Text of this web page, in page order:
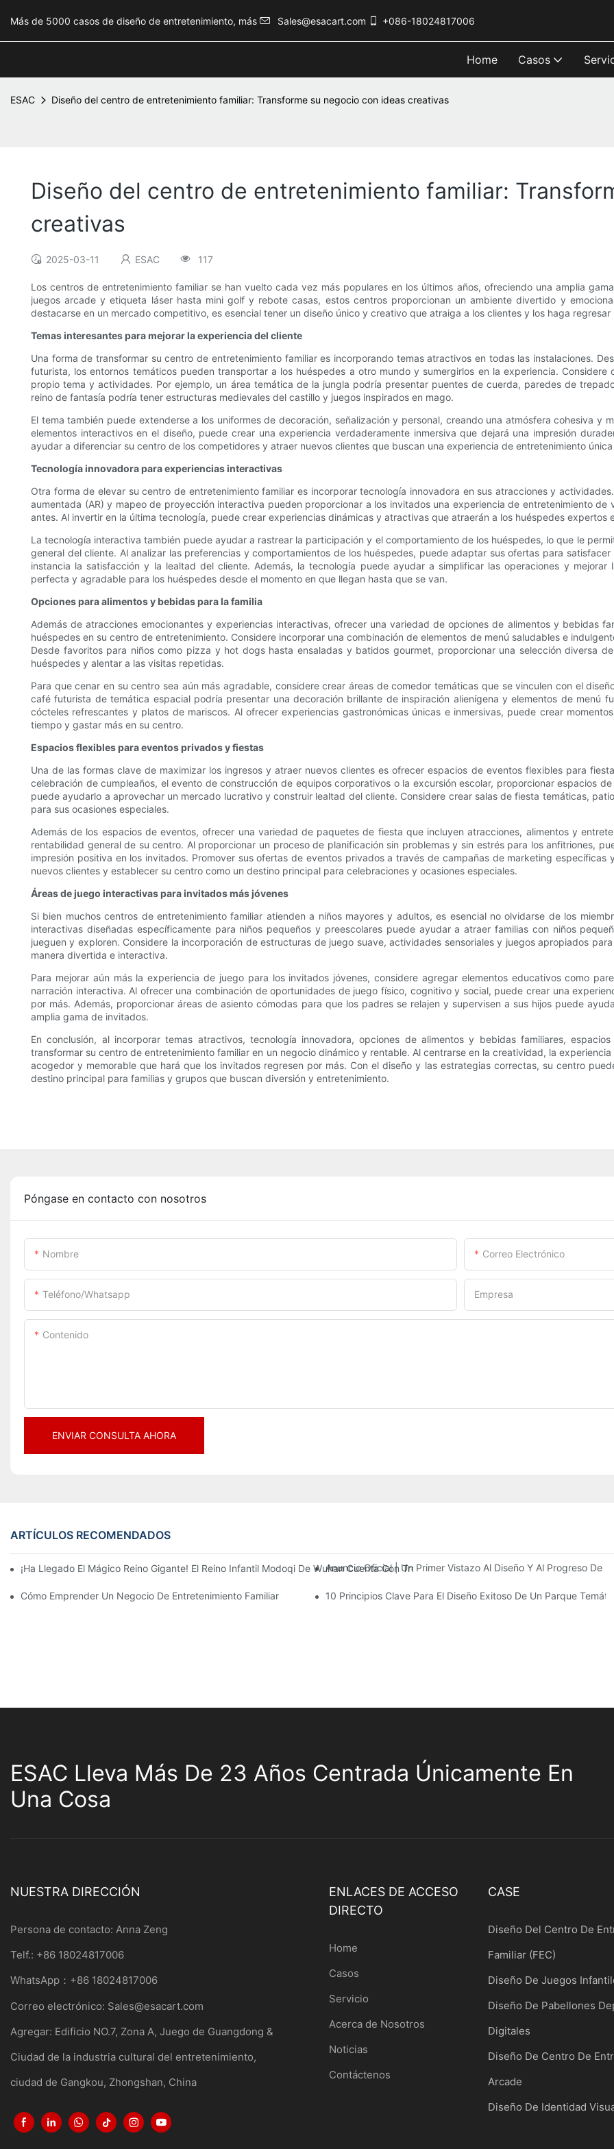
Más de 5000 casos de diseño de entretenimiento, más Sales@esacart.com +086-18024817006
Home Casos
ESAC Diseño del centro de entretenimiento familiar: Transforme su negocio con ideas creativas
Diseño del centro de entretenimiento familiar:
creativas
2025-03-11 ESAC 117
Los centros de entretenimiento familiar se han vuelto cada vez más populares en los últimos años, ofreciendo una amplia
juegos arcade y etiqueta láser hasta mini golf y rebote casas, estos centros proporcionan un ambiente divertido y
destacarse en un mercado competitivo, es esencial tener un diseño único y creativo que atraiga a los clientes y los haga regresar
Temas interesantes para mejorar la experiencia del cliente
Una forma de transformar su centro de entretenimiento familiar es incorporando temas atractivos en todas las instalaciones.
futurista, los entornos temáticos pueden transportar a los huéspedes a otro mundo y sumergirlos en la experiencia.
propio tema y actividades. Por ejemplo, un área temática de la jungla podría presentar puentes de cuerda, paredes de
reino de fantasía podría tener estructuras medievales del castillo y juegos inspirados en mago.
El tema también puede extenderse a los uniformes de decoración, señalización y personal, creando una atmósfera cohesiva y
elementos interactivos en el diseño, puede crear una experiencia verdaderamente inmersiva que dejará una impresión
ayudar a diferenciar su centro de los competidores y atraer nuevos clientes que buscan una experiencia de entretenimiento
Tecnología innovadora para experiencias interactivas
Otra forma de elevar su centro de entretenimiento familiar es incorporar tecnología innovadora en sus atracciones y
aumentada (AR) y mapeo de proyección interactiva pueden proporcionar a los invitados una experiencia de entretenimiento
antes. Al invertir en la última tecnología, puede crear experiencias dinámicas y atractivas que atraerán a los huéspedes expertos
La tecnología interactiva también puede ayudar a rastrear la participación y el comportamiento de los huéspedes, lo que le
general del cliente. Al analizar las preferencias y comportamientos de los huéspedes, puede adaptar sus ofertas para
instancia la satisfacción y la lealtad del cliente. Además, la tecnología puede ayudar a simplificar las operaciones y
perfecta y agradable para los huéspedes desde el momento en que llegan hasta que se van.
Opciones para alimentos y bebidas para la familia
Además de atracciones emocionantes y experiencias interactivas, ofrecer una variedad de opciones de alimentos y bebidas
huéspedes en su centro de entretenimiento. Considere incorporar una combinación de elementos de menú saludables e
Desde favoritos para niños como pizza y hot dogs hasta ensaladas y batidos gourmet, proporcionar una selección diversa
huéspedes y alentar a las visitas repetidas.
Para que cenar en su centro sea aún más agradable, considere crear áreas de comedor temáticas que se vinculen con el
café futurista de temática espacial podría presentar una decoración brillante de inspiración alienígena y elementos de menú
cócteles refrescantes y platos de mariscos. Al ofrecer experiencias gastronómicas únicas e inmersivas, puede crear
tiempo y gastar más en su centro.
Espacios flexibles para eventos privados y fiestas
Una de las formas clave de maximizar los ingresos y atraer nuevos clientes es ofrecer espacios de eventos flexibles para
celebración de cumpleaños, el evento de construcción de equipos corporativos o la excursión escolar, proporcionar espacios
puede ayudarlo a aprovechar un mercado lucrativo y construir lealtad del cliente. Considere crear salas de fiesta temáticas,
para sus ocasiones especiales.
Además de los espacios de eventos, ofrecer una variedad de paquetes de fiesta que incluyen atracciones, alimentos y
rentabilidad general de su centro. Al proporcionar un proceso de planificación sin problemas y sin estrés para los anfitriones,
impresión positiva en los invitados. Promover sus ofertas de eventos privados a través de campañas de marketing
nuevos clientes y establecer su centro como un destino principal para celebraciones y ocasiones especiales.
Áreas de juego interactivas para invitados más jóvenes
Si bien muchos centros de entretenimiento familiar atienden a niños mayores y adultos, es esencial no olvidarse de los
interactivas diseñadas específicamente para niños pequeños y preescolares puede ayudar a atraer familias con niños
jueguen y exploren. Considere la incorporación de estructuras de juego suave, actividades sensoriales y juegos apropiados
manera divertida e interactiva.
Para mejorar aún más la experiencia de juego para los invitados jóvenes, considere agregar elementos educativos como
narración interactiva. Al ofrecer una combinación de oportunidades de juego físico, cognitivo y social, puede crear una
por más. Además, proporcionar áreas de asiento cómodas para que los padres se relajen y supervisen a sus hijos puede
amplia gama de invitados.
En conclusión, al incorporar temas atractivos, tecnología innovadora, opciones de alimentos y bebidas familiares,
transformar su centro de entretenimiento familiar en un negocio dinámico y rentable. Al centrarse en la creatividad, la
acogedor y memorable que hará que los invitados regresen por más. Con el diseño y las estrategias correctas, su centro
destino principal para familias y grupos que buscan diversión y entretenimiento.
Póngase en contacto con nosotros
Nombre Correo Electrónico
Teléfono/whatsapp Empresa
Contenido
ENVIAR CONSULTA AHORA
ARTÍCULOS RECOMENDADOS
¡Ha Llegado El Mágico Reino Gigante! El Reino Infantil Modoqi De Wuhan Cuenta Con Tres Plantas De Instalaciones De
Anuncio Oficial | Un Primer Vistazo Al Diseño Y Al Progreso De
Cómo Emprender Un Negocio De Entretenimiento Familiar 10 Principios Clave Para El Diseño Exitoso De Un Parque
ESAC Lleva Más De 23 Años Centrada Únicamente En
Una Cosa
NUESTRA DIRECCIÓN
Persona de contacto: Anna Zeng
Telf.: +86 18024817006
WhatsApp：+86 18024817006
Correo electrónico: Sales@esacart.com
Agregar: Edificio NO.7, Zona A, Juego de Guangdong &
Ciudad de la industria cultural del entretenimiento,
ciudad de Gangkou, Zhongshan, China
ENLACES DE ACCESO
DIRECTO
Home
Casos
Servicio
Acerca de Nosotros
Noticias
Contáctenos
CASE
Diseño Del Centro De
Familiar (FEC)
Diseño De Juegos
Diseño De Pabellones
Digitales
Diseño De Centro De
Arcade
Diseño De Identidad